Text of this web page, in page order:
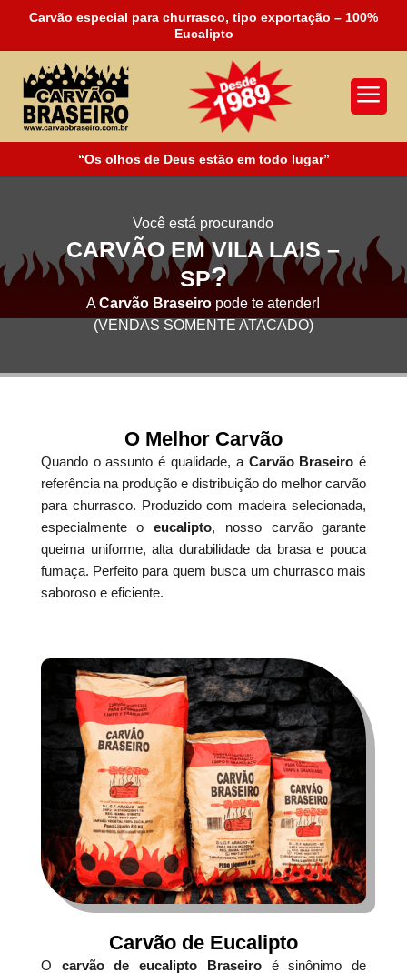
Carvão especial para churrasco, tipo exportação – 100%
Eucalipto
a
“Os olhos de Deus estão em todo lugar”
Você está procurando
CARVÃO EM VILA LAIS –
SP?
ACarvão Braseiro pode te atender!
(VENDAS SOMENTE ATACADO)
O Melhor Carvão
Quando o assunto é qualidade, a Carvão Braseiro é
referência na produção e distribuição do melhor carvão
para churrasco. Produzido com madeira selecionada,
especialmente oeucalipto, nosso carvão garante
queima uniforme, alta durabilidade da brasa e pouca
fumaça. Perfeito para quem busca um churrasco mais
saboroso e eficiente.
Carvão de Eucalipto
O carvão de eucalipto Braseiroé sinônimo de